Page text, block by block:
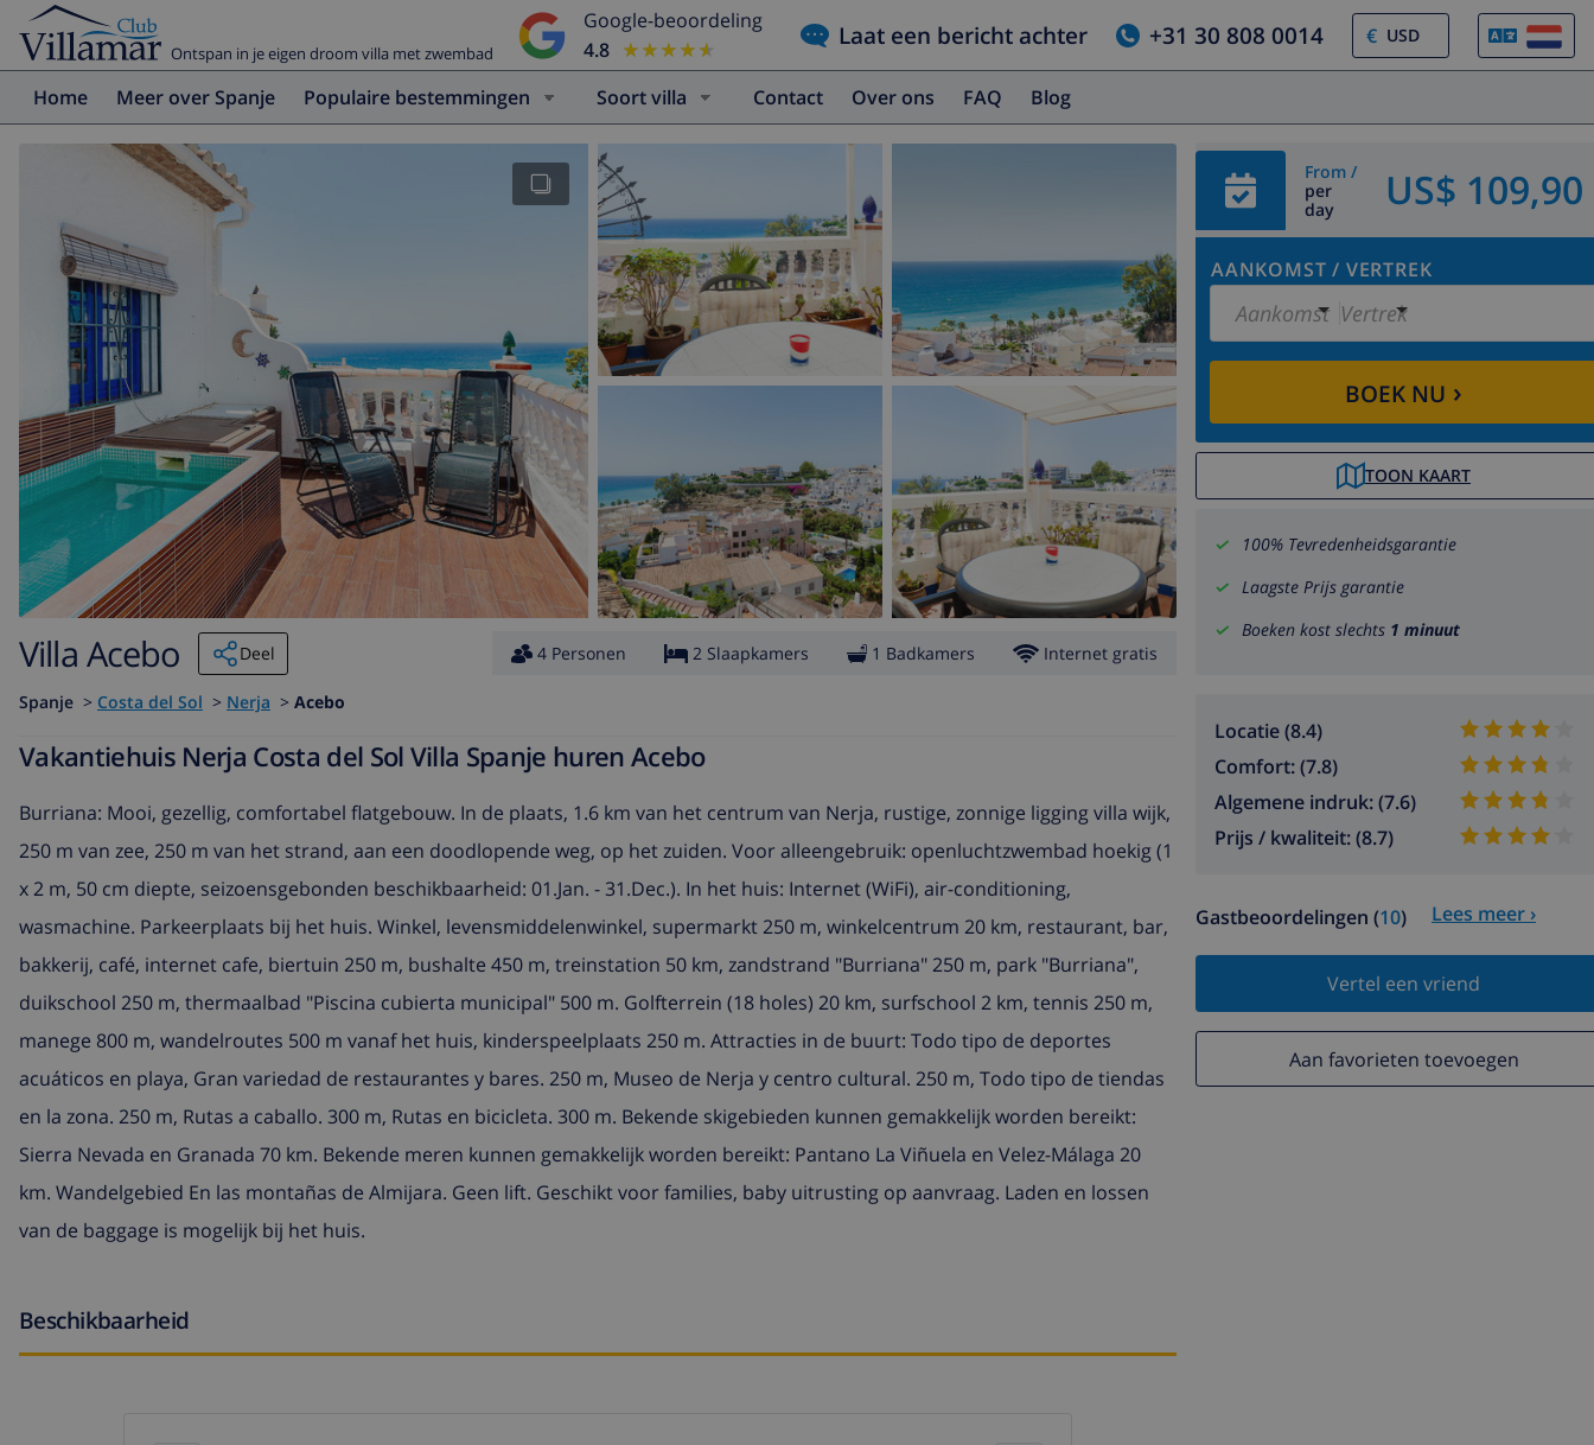
Ontspan in je eigen droom villa met zwembad
Google-beoordeling
4.8 ★★★★★
★★★★★ Laat een bericht achter +31 30 808 0014 €
Home Meer over Spanje Populaire bestemmingen Soort villa Contact Over ons FAQ Blog
From /
per
day
US$ 109,90
AANKOMST / VERTREK
Aankomst Vertrek
BOEK NU ›
TOON KAART
100% Tevredenheidsgarantie
Laagste Prijs garantie
Boeken kost slechts 1 minuut
Locatie (8.4)
Comfort: (7.8)
Algemene indruk: (7.6)
Prijs / kwaliteit: (8.7)
Gastbeoordelingen (10) Lees meer ›
Vertel een vriend
Aan favorieten toevoegen
Villa Acebo Deel 4 Personen 2 Slaapkamers 1 Badkamers Internet gratis
Spanje > Costa del Sol > Nerja > Acebo
Vakantiehuis Nerja Costa del Sol Villa Spanje huren Acebo
Burriana: Mooi, gezellig, comfortabel flatgebouw. In de plaats, 1.6 km van het centrum van Nerja, rustige, zonnige ligging villa wijk,
250 m van zee, 250 m van het strand, aan een doodlopende weg, op het zuiden. Voor alleengebruik: openluchtzwembad hoekig (1
x 2 m, 50 cm diepte, seizoensgebonden beschikbaarheid: 01.Jan. - 31.Dec.). In het huis: Internet (WiFi), air-conditioning,
wasmachine. Parkeerplaats bij het huis. Winkel, levensmiddelenwinkel, supermarkt 250 m, winkelcentrum 20 km, restaurant, bar,
bakkerij, café, internet cafe, biertuin 250 m, bushalte 450 m, treinstation 50 km, zandstrand "Burriana" 250 m, park "Burriana",
duikschool 250 m, thermaalbad "Piscina cubierta municipal" 500 m. Golfterrein (18 holes) 20 km, surfschool 2 km, tennis 250 m,
manege 800 m, wandelroutes 500 m vanaf het huis, kinderspeelplaats 250 m. Attracties in de buurt: Todo tipo de deportes
acuáticos en playa, Gran variedad de restaurantes y bares. 250 m, Museo de Nerja y centro cultural. 250 m, Todo tipo de tiendas
en la zona. 250 m, Rutas a caballo. 300 m, Rutas en bicicleta. 300 m. Bekende skigebieden kunnen gemakkelijk worden bereikt:
Sierra Nevada en Granada 70 km. Bekende meren kunnen gemakkelijk worden bereikt: Pantano La Viñuela en Velez-Málaga 20
km. Wandelgebied En las montañas de Almijara. Geen lift. Geschikt voor families, baby uitrusting op aanvraag. Laden en lossen
van de baggage is mogelijk bij het huis.
Beschikbaarheid